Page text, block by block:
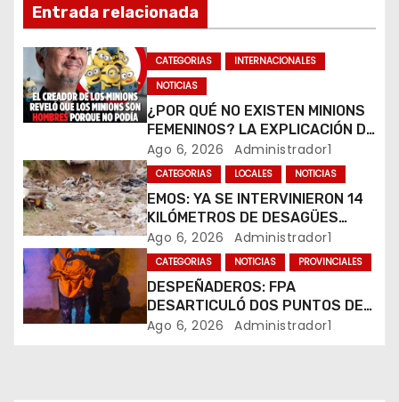
n
d
e
e
n
t
r
a
d
Entrada relacionada
CATEGORIAS
INTERNACIONALES
NOTICIAS
¿POR QUÉ NO EXISTEN MINIONS
FEMENINOS? LA EXPLICACIÓN DE
SU CREADOR QUE VOLVIÓ A
VIRALIZARSE
Ago 6, 2026 Administrador1
CATEGORIAS LOCALES NOTICIAS
EMOS: YA SE INTERVINIERON 14
KILÓMETROS DE DESAGÜES
PLUVIALES
Ago 6, 2026 Administrador1
CATEGORIAS NOTICIAS PROVINCIALES
DESPEÑADEROS: FPA
DESARTICULÓ DOS PUNTOS DE
VENTA DE DROGAS. TRES
Ago 6, 2026 Administrador1